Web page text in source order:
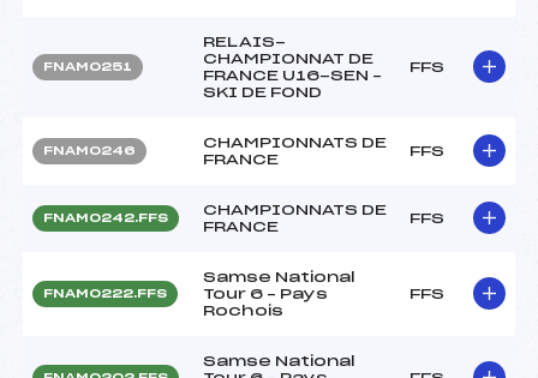
FNAM0251
RELAIS-
CHAMPIONNAT DE
FRANCE U16-SEN –
SKI DE FOND
FFS
FNAM0246
CHAMPIONNATS DE
FRANCE
FFS
FNAM0242.FFS
CHAMPIONNATS DE
FRANCE
FFS
FNAM0222.FFS
Samse National
Tour 6 – Pays
Rochois
FFS
Samse National